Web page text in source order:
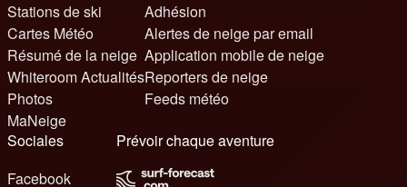
Stations de ski
Cartes Météo
Résumé de la neige
Whiteroom Actualités
Photos
MaNeige
Adhésion
Alertes de neige par email
Application mobile de neige
Reporters de neige
Feeds météo
Sociales
Facebook
Prévoir chaque aventure